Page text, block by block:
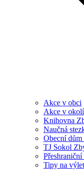
Akce v obci
Akce v okolí
Knihovna
Naučná
Obecní
TJ Sokol
Přeshraniční
Tipy na